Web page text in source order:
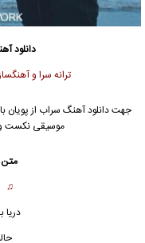
دانلود
ترانه سرا و
جهت دانلود آهنگ سراب از پویان
موسیقی نکست
♫
دریا